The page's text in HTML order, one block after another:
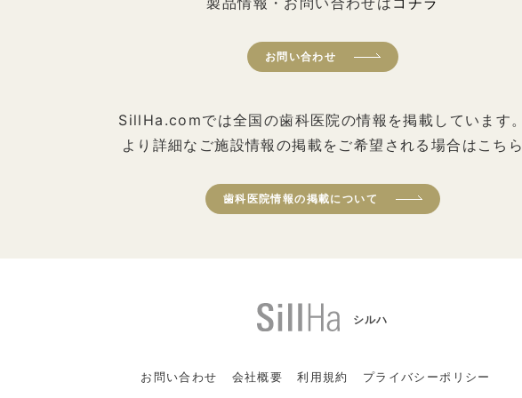
お問い合わせ
SillHa.comでは全国の歯科医院の情報を掲載しています
より詳細なご施設情報の掲載をご希望される場合はこち
歯科医院情報の掲載について
シルハ
お問い合わせ 会社概要 利用規約 プライバシーポリシー